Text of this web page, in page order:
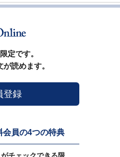
定です。
読めます。
登録
会員の4つの特典